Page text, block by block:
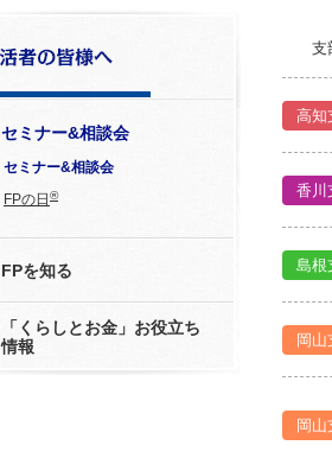
セミナー&相談会
セミナー&相談会
FPの日 ®
FPを知る
「くらしとお金」お役立ち
情報
支
高知
香川
島根
岡山
岡山